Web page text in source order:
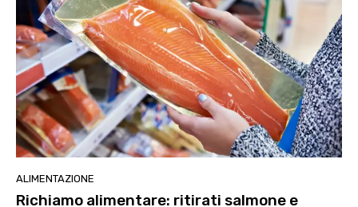
ALIMENTAZIONE
Richiamo alimentare: ritirati salmone e